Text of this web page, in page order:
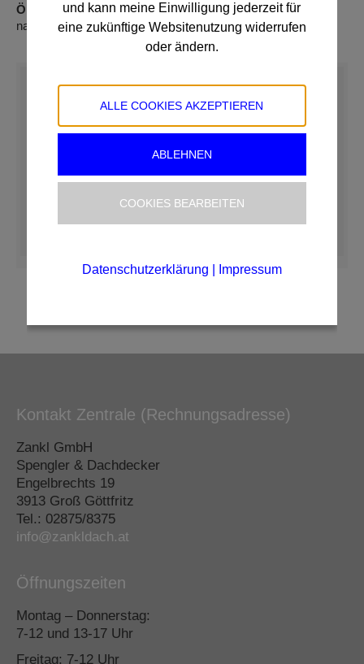
ÖFFNUNGSZEITEN:
nach telefonischer Vereinbarung
Mit dem Laden des Inhalts akzeptierst du die
Datenschutzerklärung
Inhalte von Google Maps immer laden
Akzeptieren und Anzeigen
Kontakt Zentrale (Rechnungsadresse)
Zankl GmbH
Spengler & Dachdecker
Engelbrechts 19
3913 Groß Göttfritz
Tel.: 02875/8375
info@zankldach.at
Öffnungszeiten
Montag – Donnerstag:
7-12 und 13-17 Uhr
Freitag: 7-12 Uhr
und kann meine Einwilligung jederzeit für
eine zukünftige Websitenutzung widerrufen
oder ändern.
ALLE COOKIES AKZEPTIEREN
ABLEHNEN
COOKIES BEARBEITEN
Datenschutzerklärung Impressum